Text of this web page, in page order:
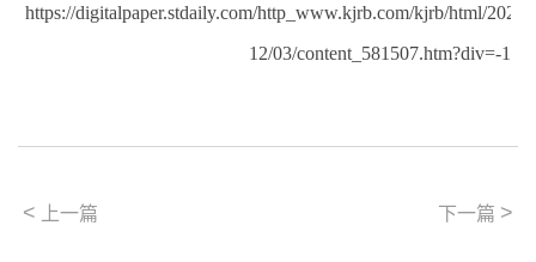
https://digitalpaper.stdaily.com/http_www.kjrb.com/kjrb/html/2024-
12/03/content_581507.htm?div=-1
< 上一篇 下一篇 >